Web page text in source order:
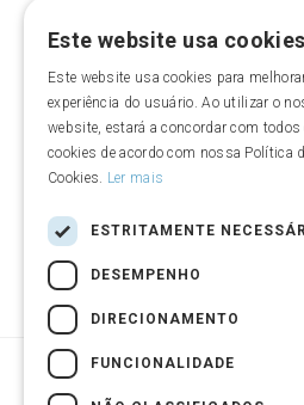
Segurança de
Este website usa cookies
Este website usa cookies para
experiência do usuário. Ao utilizar o
website, estará a concordar com todos
cookies de acordo com nossa Política
Cookies. Ler mais
ESTRITAMENTE
DESEMPENHO
DIRECIONAMENTO
FUNCIONALIDADE